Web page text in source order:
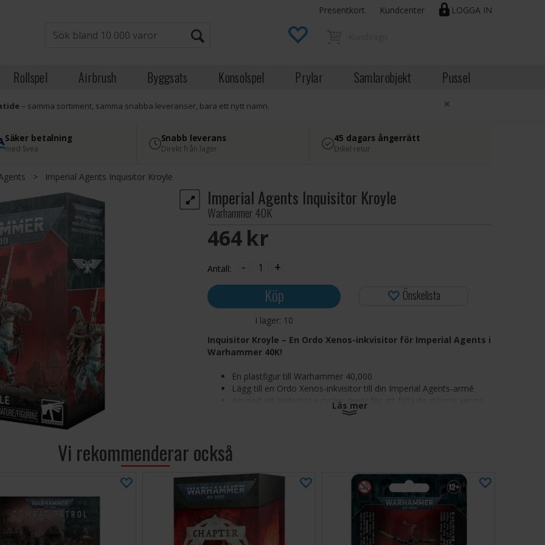
LOGGA IN
Presentkort Kundcenter
Rollspel Airbrush Byggsats Konsolspel Prylar Samlarobjekt Pussel
– samma sortiment, samma snabba leveranser, bara ett nytt namn. ×
Säker betalning
med Svea
Snabb leverans
Direkt från lager
45 dagars ångerrätt
Enkel retur
> Imperial Agents Inquisitor Kroyle
Imperial Agents Inquisitor Kroyle
Warhammer 40K
464 SEK
Antall: - +
Köp
I lager: 10
Önskelista
Inquisitor Kroyle – En Ordo Xenos-inkvisitor för Imperial Agents i
Warhammer 40K!
En plastfigur till Warhammer 40,000
Lägg till en Ordo Xenos-inkvisitor till din Imperial Agents-armé
Använd ett Jindarii tox-cycler-gevär för att fälla de största xenos-
jägare av främmande monster. Från toppen av sin tämjda Garralisk-
häst förföljer och attackerar Kroyle xenos-byten, och fäller även de
mest formidabla målen med giftfyllda skott från sin Jindarii tox-cycler.
Detta flerdelade plastset innehåller inkvisitor Kroyle, en mästerjägare
för dina Imperial Agents-arméer i Warhammer 40,000-spel. Denna
Läs mer
Vi rekommenderar också